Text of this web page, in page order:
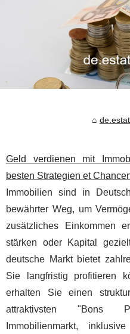
Geld verdienen mit
besten Strategien et
Immobilien sind in
bewährter Weg, um
zusätzliches Einkommen
stärken oder Kapital
deutsche Markt bietet
Sie langfristig profitieren
erhalten Sie einen
attraktivsten "Bons
Immobilienmarkt,